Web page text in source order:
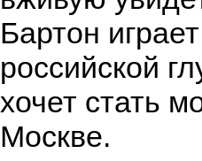
Бартон
российской
хочет стать
Москве.